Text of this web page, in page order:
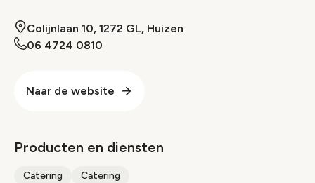
Colijnlaan 10, 1272 GL, Huizen
06 4724 0810
Naar de website
Producten en diensten
Catering Catering